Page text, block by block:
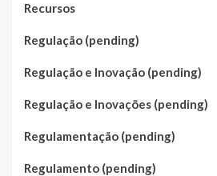
Recursos
Regulação (pending)
Regulação e Inovação (pending)
Regulação e Inovações (pending)
Regulamentação (pending)
Regulamento (pending)